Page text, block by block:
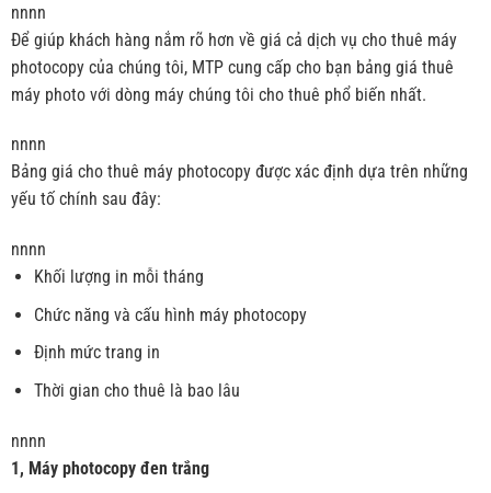
nnnn
Để giúp khách hàng nắm rõ hơn về giá cả dịch vụ cho thuê máy
photocopy của chúng tôi, MTP cung cấp cho bạn bảng giá thuê
máy photo với dòng máy chúng tôi cho thuê phổ biến nhất.
nnnn
Bảng giá cho thuê máy photocopy được xác định dựa trên những
yếu tố chính sau đây:
nnnn
Khối lượng in mỗi tháng
Chức năng và cấu hình máy photocopy
Định mức trang in
Thời gian cho thuê là bao lâu
nnnn
1, Máy photocopy đen trắng